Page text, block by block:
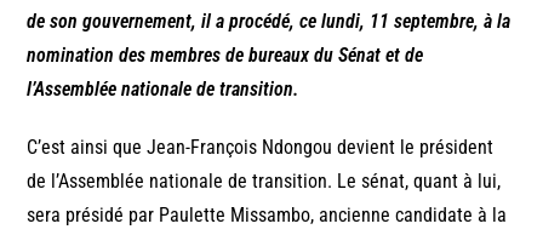
de son gouvernement, il a procédé, ce lundi, 11 septembre, à la
nomination des membres de bureaux du Sénat et de
l’Assemblée nationale de transition.
C’est ainsi que Jean-François Ndongou devient le président
de l’Assemblée nationale de transition. Le sénat, quant à lui,
sera présidé par Paulette Missambo, ancienne candidate à la